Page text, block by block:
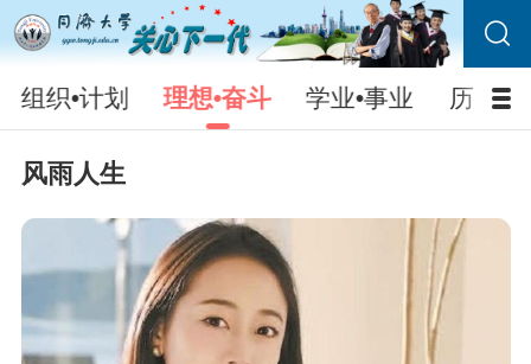
组织•计划 理想•奋斗 学业•事业 历史•
风雨人生